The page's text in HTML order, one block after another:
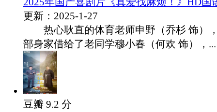
更新：2025-1-27
热心耿直的体育老师申野（乔杉 饰）
部身家借给了老同学穆小春（何欢 饰），...
豆瓣 9.2 分